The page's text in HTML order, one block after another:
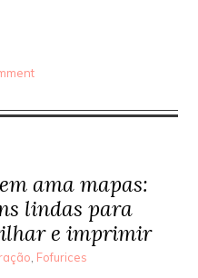
ama mapas:
lindas para
e imprimir
Fofurices